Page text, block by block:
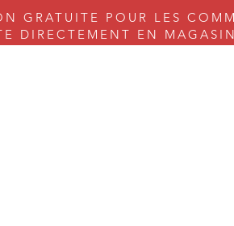
GRATUITE POUR LES
DIRECTEMENT EN